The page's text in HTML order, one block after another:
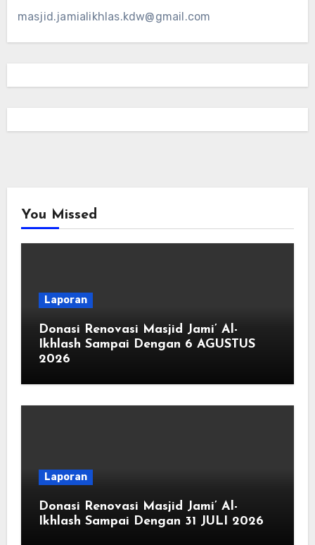
masjid.jamialikhlas.kdw@gmail.com
You Missed
Laporan
Donasi Renovasi Masjid Jami’ Al-
Ikhlash Sampai Dengan 6 AGUSTUS
2026
Laporan
Donasi Renovasi Masjid Jami’ Al-
Ikhlash Sampai Dengan 31 JULI 2026